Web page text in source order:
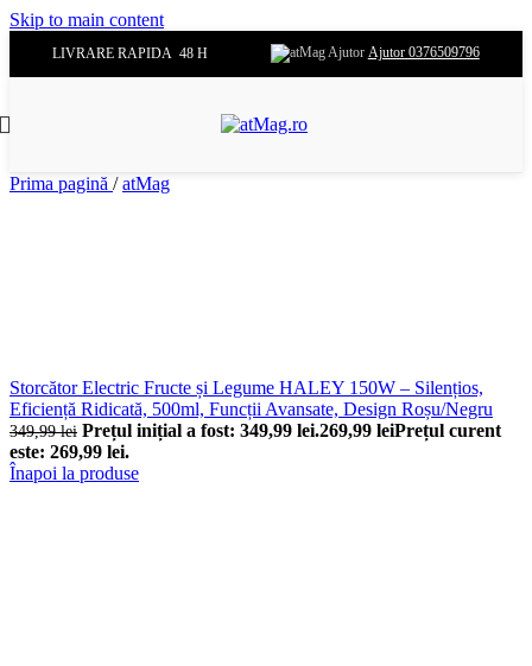
Skip to main content
LIVRARE RAPIDA 48 H Ajutor 0376509796
Prima pagină / atMag
Storcător Electric Fructe și Legume HALEY 150W – Silențios,
Eficiență Ridicată, 500ml, Funcții Avansate, Design Roșu/Negru
349,99lei Prețul inițial a fost: 349,99 lei.269,99 leiPrețul curent
este: 269,99 lei.
Înapoi la produse